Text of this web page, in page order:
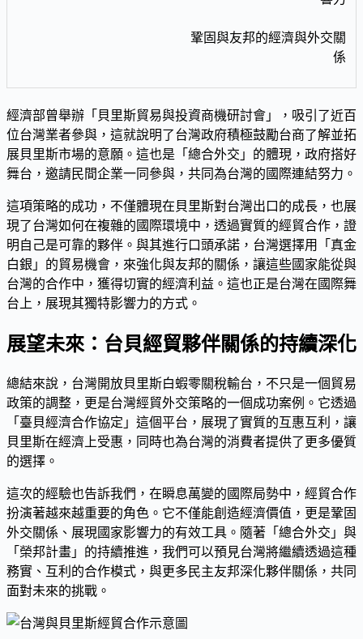
鞏固與友邦的經濟與外交關
係
經濟部曾舉辦「貝里斯貿易與投資商機研討會」，吸引了近百
位台灣業者參與，這就說明了台灣政府積極鼓勵台商了解並拓
展貝里斯市場的意願。這也是「總合外交」的體現，政府搭好
舞台，邀請民間企業一同參與，共同為台灣的國際連結努力。
這項策略的成功，不僅體現在貝里斯對台灣出口的成長，也展
現了台灣如何在複雜的國際環境中，透過實質的經貿合作，證
明自己是可靠的夥伴。與其進行口頭承諾，台灣選擇用「真金
白銀」的貿易機會，來強化與友邦的關係，讓這些國家能從與
台灣的合作中，獲得切實的經濟利益。這也正是台灣在國際舞
台上，展現其獨特影響力的方式。
展望未來：台貝經貿夥伴關係的持續深化
總結來說，台灣開放貝里斯白蝦零關稅輸台，不只是一個貿易
政策的調整，更是台灣經貿外交策略的一個成功案例。它透過
「臺貝經濟合作協定」這個平台，展現了實質的互惠互利，讓
貝里斯在經濟上受惠，同時也為台灣的消費者提供了更多優質
的選擇。
這次的經驗也告訴我們，在瞬息萬變的國際局勢中，經貿合作
扮演著越來越重要的角色。它不僅能創造經濟價值，更是鞏固
外交關係、展現國家影響力的有效工具。隨著「總合外交」與
「榮邦計畫」的持續推進，我們可以預見台灣將繼續透過這種
務實、互利的合作模式，與更多民主友邦深化夥伴關係，共同
面對未來的挑戰。